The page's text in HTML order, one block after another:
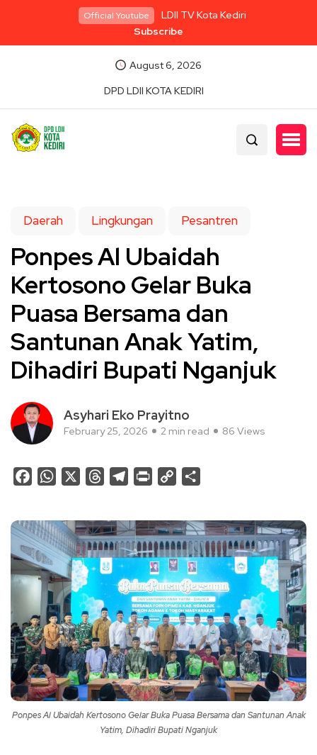
Official Youtube
LDII TV Kota Kediri
Subscribe
August 6, 2026
DPD LDII KOTA KEDIRI
Daerah Lingkungan Pesantren
Ponpes Al Ubaidah
Kertosono Gelar Buka
Puasa Bersama dan
Santunan Anak Yatim,
Dihadiri Bupati Nganjuk
Asyhari Eko Prayitno
February 25, 2026 2 min read 86 Views
FacebookWhatsApp ThreadsTelegram
Print
Copy
Ponpes Al Ubaidah Kertosono Gelar Buka Puasa Bersama dan Santunan Anak
Yatim, Dihadiri Bupati Nganjuk